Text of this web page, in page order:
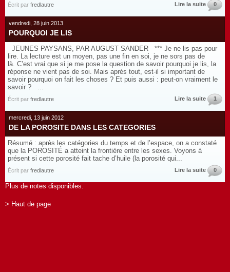
Écrit par fredlautre Lire la suite 0
vendredi, 28 juin 2013
POURQUOI JE LIS
JEUNES PAYSANS, PAR AUGUST SANDER *** Je ne lis pas pour
lire. La lecture est un moyen, pas une fin en soi, je ne sors pas de
là. C’est vrai que si je me pose la question de savoir pourquoi je lis, la
réponse ne vient pas de soi. Mais après tout, est-il si important de
savoir pourquoi on fait les choses ? Et puis aussi : peut-on vraiment le
savoir ? ...
Écrit par fredlautre Lire la suite 1
mercredi, 13 juin 2012
DE LA POROSITE DANS LES CATEGORIES
Résumé : après les catégories du temps et de l’espace, on a constaté
que la POROSITÉ a atteint la frontière entre les sexes. Voyons à
présent si cette porosité fait tache d’huile (la porosité qui...
Écrit par fredlautre Lire la suite 0
Plus de notes disponibles.
> Haut de page